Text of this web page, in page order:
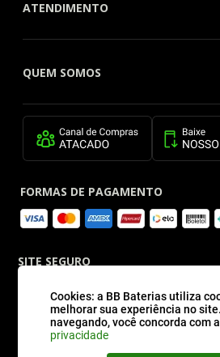
Cookies: a BB Baterias utiliza
melhorar sua experiência no
navegando, você concorda com
privacidade
ATENDIMENTO
QUEM SOMOS
FORMAS DE PAGAMENTO
SITE SEGURO